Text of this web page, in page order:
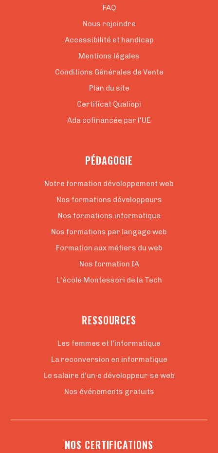
FAQ
Nous rejoindre
Accessibilité et handicap
Mentions légales
Conditions Générales de Vente
Plan du site
Certificat Qualiopi
Ada cofinancée par l'UE
PÉDAGOGIE
Notre formation développement web
Nos formations développeurs
Nos formations informatique
Nos formations par langage web
Formation aux métiers du web
Nos formation IA
L'école Montessori de la Tech
RESSOURCES
Les femmes et l'informatique
La reconversion en informatique
Le salaire d'un·e développeur·se web
Nos événements gratuits
NOS CERTIFICATIONS